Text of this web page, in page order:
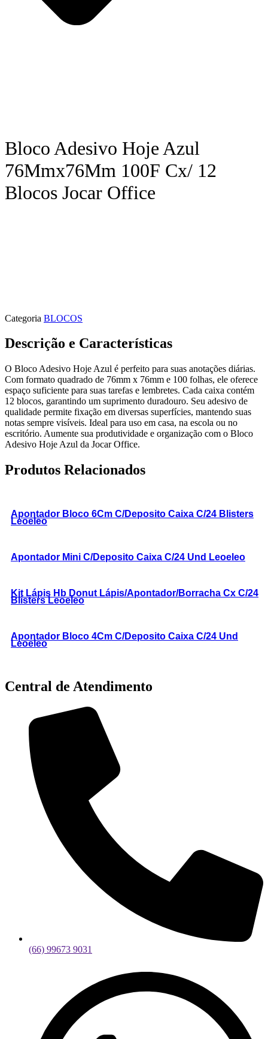
Bloco Adesivo Hoje Azul
76Mmx76Mm 100F Cx/ 12
Blocos Jocar Office
Categoria BLOCOS
Descrição e Características
O Bloco Adesivo Hoje Azul é perfeito para suas anotações diárias.
Com formato quadrado de 76mm x 76mm e 100 folhas, ele oferece
espaço suficiente para suas tarefas e lembretes. Cada caixa contém
12 blocos, garantindo um suprimento duradouro. Seu adesivo de
qualidade permite fixação em diversas superfícies, mantendo suas
notas sempre visíveis. Ideal para uso em casa, na escola ou no
escritório. Aumente sua produtividade e organização com o Bloco
Adesivo Hoje Azul da Jocar Office.
Produtos Relacionados
Apontador Bloco 6Cm C/Deposito Caixa C/24 Blisters
Leoeleo
Apontador Mini C/Deposito Caixa C/24 Und Leoeleo
Kit Lápis Hb Donut Lápis/Apontador/Borracha Cx C/24
Blisters Leoeleo
Apontador Bloco 4Cm C/Deposito Caixa C/24 Und
Leoeleo
Central de Atendimento
(66) 99673 9031